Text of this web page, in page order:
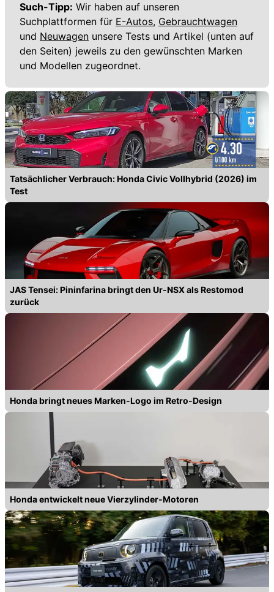
Such-Tipp: Wir haben auf unseren
Suchplattformen für E-Autos, Gebrauchtwagen
und Neuwagen unsere Tests und Artikel (unten auf
den Seiten) jeweils zu den gewünschten Marken
und Modellen zugeordnet.
Tatsächlicher Verbrauch: Honda Civic Vollhybrid (2026) im
Test
JAS Tensei: Pininfarina bringt den Ur-NSX als Restomod
zurück
Honda bringt neues Marken-Logo im Retro-Design
Honda entwickelt neue Vierzylinder-Motoren